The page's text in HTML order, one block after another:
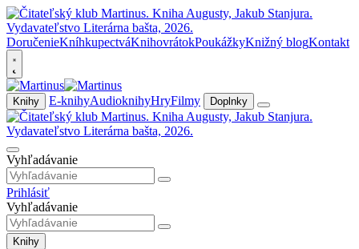
DoručenieKníhkupectváKnihovrátokPoukážkyKnižný blogKontakt
Knihy E-knihyAudioknihyHryFilmy Doplnky
Vyhľadávanie
Prihlásiť
Vyhľadávanie
Knihy